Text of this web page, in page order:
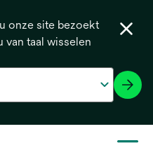
onze site bezoekt
van taal wisselen